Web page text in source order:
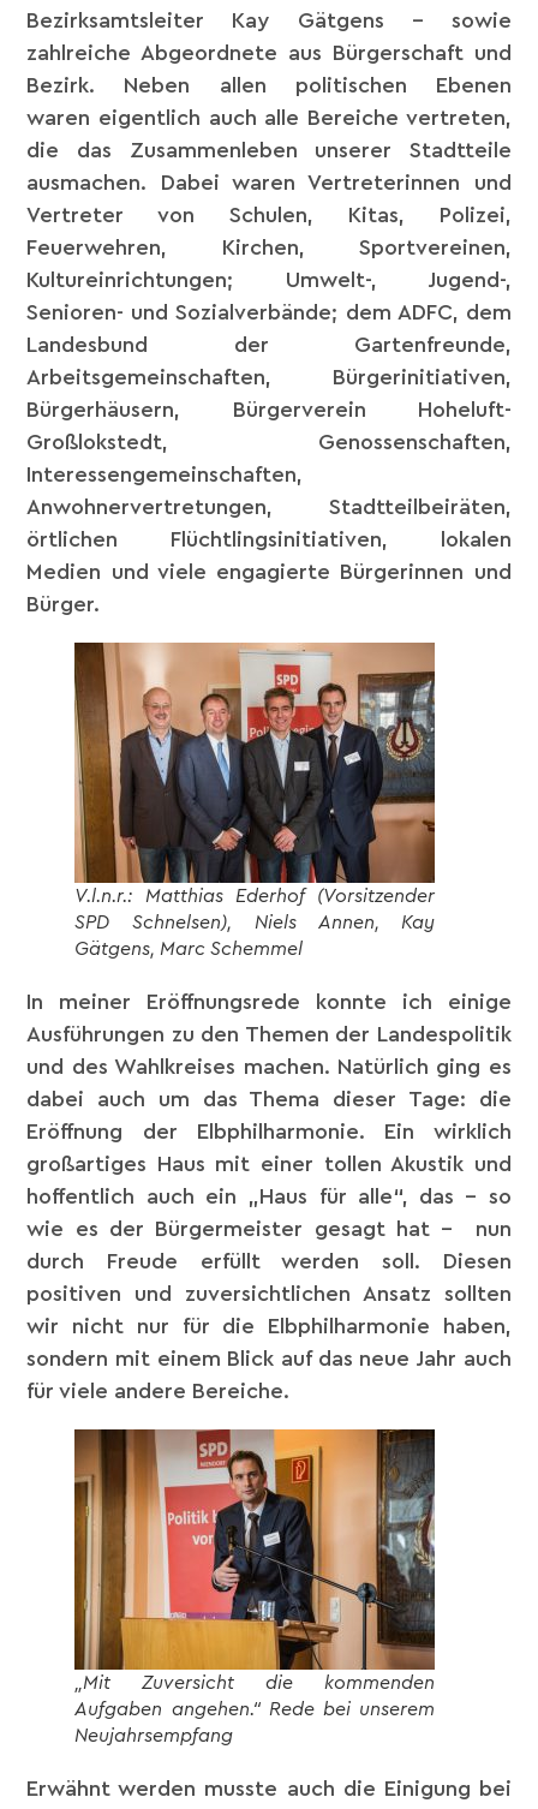
Bezirksamtsleiter Kay Gätgens – sowie
zahlreiche Abgeordnete aus Bürgerschaft und
Bezirk. Neben allen politischen Ebenen
waren eigentlich auch alle Bereiche vertreten,
die das Zusammenleben unserer Stadtteile
ausmachen. Dabei waren Vertreterinnen und
Vertreter von Schulen, Kitas, Polizei,
Feuerwehren, Kirchen, Sportvereinen,
Kultureinrichtungen; Umwelt-, Jugend-,
Senioren- und Sozialverbände; dem ADFC, dem
Landesbund der Gartenfreunde,
Arbeitsgemeinschaften, Bürgerinitiativen,
Bürgerhäusern, Bürgerverein Hoheluft-
Großlokstedt, Genossenschaften,
Interessengemeinschaften,
Anwohnervertretungen, Stadtteilbeiräten,
örtlichen Flüchtlingsinitiativen, lokalen
Medien und viele engagierte Bürgerinnen und
Bürger.
V.l.n.r.: Matthias Ederhof (Vorsitzender
SPD Schnelsen), Niels Annen, Kay
Gätgens, Marc Schemmel
In meiner Eröffnungsrede konnte ich einige
Ausführungen zu den Themen der Landespolitik
und des Wahlkreises machen. Natürlich ging es
dabei auch um das Thema dieser Tage: die
Eröffnung der Elbphilharmonie. Ein wirklich
großartiges Haus mit einer tollen Akustik und
hoffentlich auch ein „Haus für alle“, das – so
wie es der Bürgermeister gesagt hat – nun
durch Freude erfüllt werden soll. Diesen
positiven und zuversichtlichen Ansatz sollten
wir nicht nur für die Elbphilharmonie haben,
sondern mit einem Blick auf das neue Jahr auch
für viele andere Bereiche.
Mit Zuversicht die kommenden
Aufgaben angehen.“ Rede bei unserem
Neujahrsempfang
Erwähnt werden musste auch die Einigung bei